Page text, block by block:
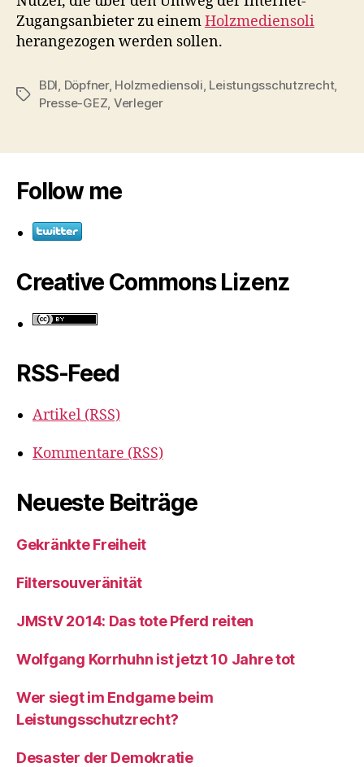
Zugangsanbieter zu einemHolzmediensoli
herangezogen werden sollen.
Schlagwörter
BDI, Döpfner, Holzmediensoli, Leistungsschutzrecht,
Presse-GEZ, Verleger
Follow me
Creative Commons Lizenz
RSS-Feed
Artikel (RSS)
Kommentare (RSS)
Neueste Beiträge
Gekränkte Freiheit
Filtersouveränität
JMStV 2014: Das tote Pferd reiten
Wolfgang Korrhuhn ist jetzt 10 Jahre tot
Wer siegt im Endgame beim
Leistungsschutzrecht?
Desaster der Demokratie